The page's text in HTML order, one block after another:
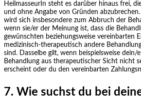
HeilmasseurIn steht es darüber hinaus frei,
und ohne Angabe von Gründen
wird sich insbesondere zum Abbruch der
wenn sie/er der Meinung ist, dass die
gewünschten beziehungsweise vereinbarten
medizinisch-therapeutisch andere
sind. Dasselbe gilt, wenn beispielsweise dein/
Behandlung aus therapeutischer Sicht nicht
erscheint oder du den vereinbarten
7. Wie suchst du bei